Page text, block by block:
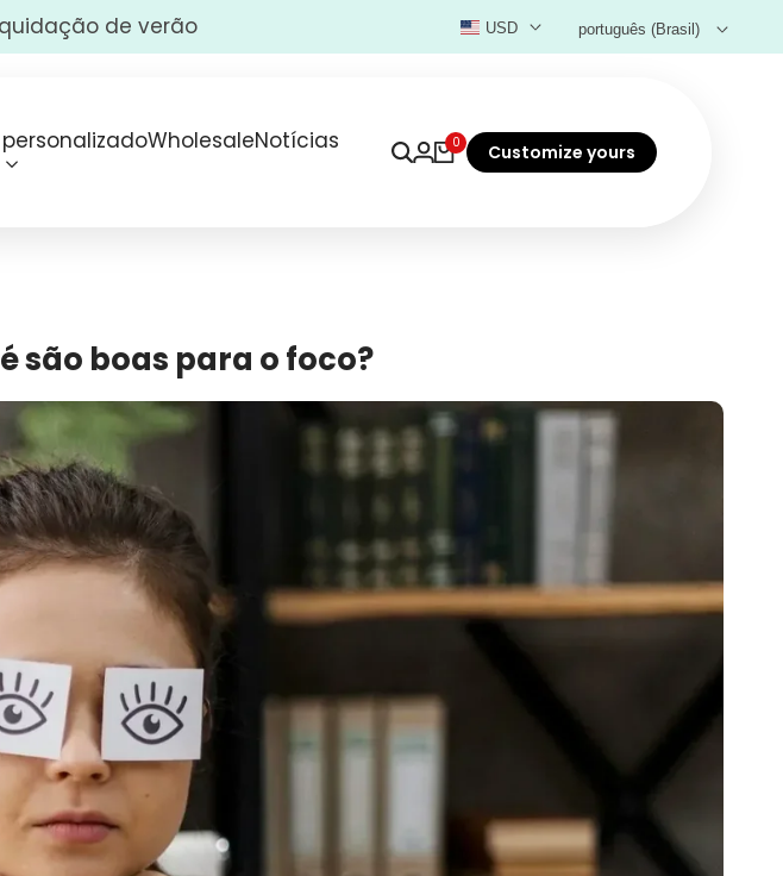
de verão USD português (Brasil)
WholesaleNotícias
0 Customize yours
são boas para o foco?